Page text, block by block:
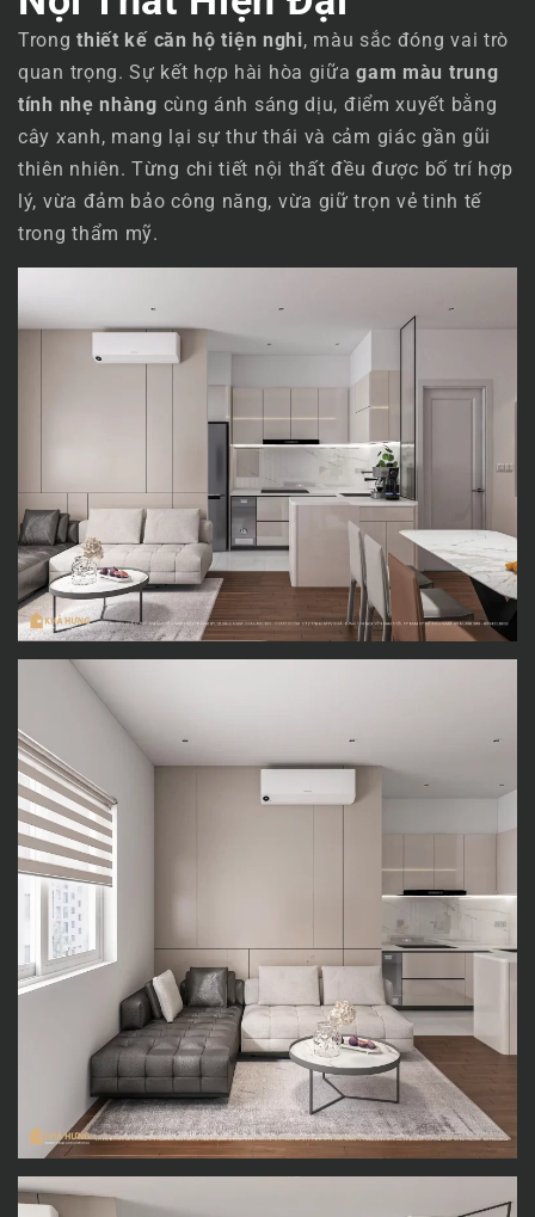
Trongthiết kế căn hộ tiện nghi, màu sắc đóng vai trò
quan trọng. Sự kết hợp hài hòa giữagam màu trung
tính nhẹ nhàng cùng ánh sáng dịu, điểm xuyết bằng
cây xanh, mang lại sự thư thái và cảm giác gần gũi
thiên nhiên. Từng chi tiết nội thất đều được bố trí hợp
lý, vừa đảm bảo công năng, vừa giữ trọn vẻ tinh tế
trong thẩm mỹ.